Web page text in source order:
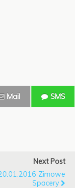
Mail SMS
Next Post
Zimowe
Spacery